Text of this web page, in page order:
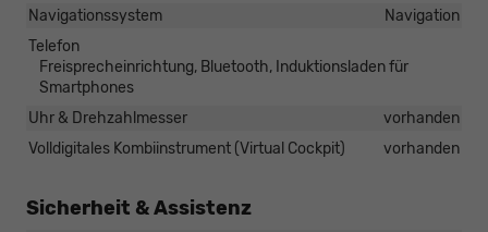
Navigationssystem
Navigation
Telefon
Freisprecheinrichtung, Bluetooth, Induktionsladen für
Smartphones
Uhr & Drehzahlmesser
vorhanden
Volldigitales Kombiinstrument (Virtual Cockpit)
vorhanden
Sicherheit & Assistenz